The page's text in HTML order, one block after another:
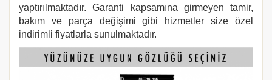
yaptırılmaktadır. Garanti kapsamına girmeyen tamir,
bakım ve parça değişimi gibi hizmetler size özel
indirimli fiyatlarla sunulmaktadır.